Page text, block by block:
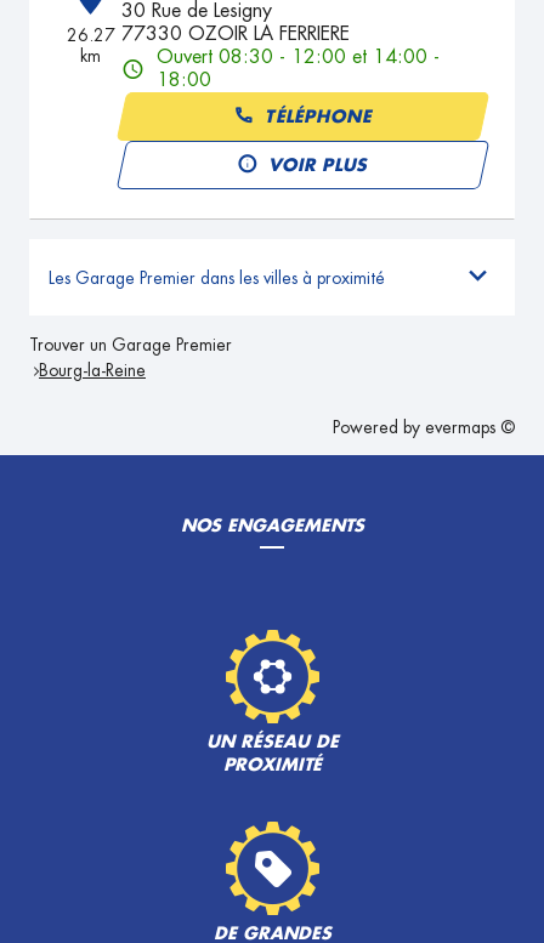
26.27
km
30 Rue de Lesigny
77330 OZOIR LA FERRIERE
Ouvert 08:30 - 12:00 et 14:00 -
18:00
TÉLÉPHONE
VOIR PLUS
Les Garage Premier dans les villes à proximité
Trouver un Garage Premier
Bourg-la-Reine
Powered by evermaps ©
NOS ENGAGEMENTS
UN RÉSEAU DE
PROXIMITÉ
DE GRANDES